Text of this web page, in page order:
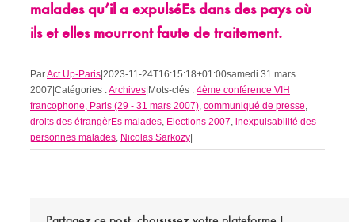
malades qu’il a expulséEs dans des pays où
ils et elles mourront faute de traitement.
ParAct Up-Paris|2023-11-24T16:15:18+01:00samedi 31 mars
2007|Catégories :Archives|Mots-clés : 4ème conférence VIH
francophone, Paris (29 - 31 mars 2007) communiqué de presse
droits des étrangèrEs malades Elections 2007 inexpulsabilité des
personnes malades Nicolas Sarkozy|